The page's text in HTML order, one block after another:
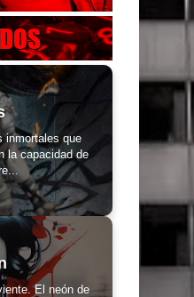
inmortales que
la capacidad de
El neón de